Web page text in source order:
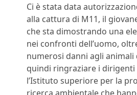
Ci è stata data
alla cattura di M11, il
che sta dimostrando una
nei confronti dell’uomo,
numerosi danni agli animali
quindi ringraziare i
l’Istituto superiore per la